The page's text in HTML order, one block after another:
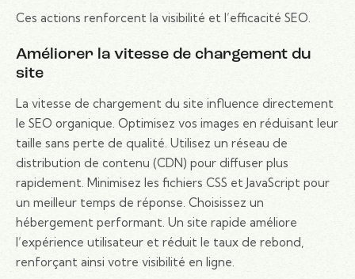
Ces actions renforcent la visibilité et l’efficacité SEO.
Améliorer la vitesse de chargement du
site
La vitesse de chargement du site influence directement
le SEO organique. Optimisez vos images en réduisant leur
taille sans perte de qualité. Utilisez un réseau de
distribution de contenu (CDN) pour diffuser plus
rapidement. Minimisez les fichiers CSS et JavaScript pour
un meilleur temps de réponse. Choisissez un
hébergement performant. Un site rapide améliore
l’expérience utilisateur et réduit le taux de rebond,
renforçant ainsi votre visibilité en ligne.